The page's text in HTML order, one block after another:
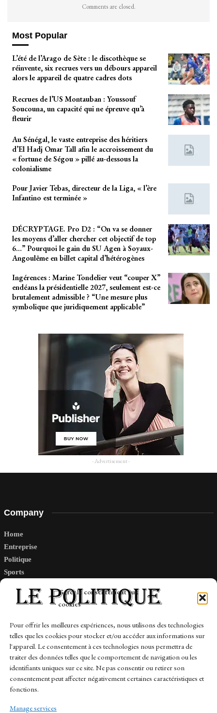
Gérer le consentement aux
cookies
Pour offrir les meilleures expériences, nous utilisons des technologies
telles que les cookies pour stocker et/ou accéder aux informations sur
l'appareil. Le consentement à ces technologies nous permettra de
traiter des données telles que le comportement de navigation ou les
identifiants uniques sur ce site. Ne pas consentir ou retirer son
consentement peut affecter négativement certaines caractéristiques et
fonctions.
Manage services
Comments are closed.
Most Popular
L’été de l’Arago de Sète : le discothèque se
réinvente, six recrues vers un débours appareil
alors le appareil de quatre cadres dots
Recrues de l’US Montauban : Youssouf
Soucouna, un capacité qui ne épreuve qu’à
fleurir
Au Sénégal, le vaste entreprise des héritiers
d’El Hadj Omar Tall afin le accroissement du
« fortune de Ségou » pillé au-dessous la
colonialisme
Pour Javier Tebas, directeur de la Liga, « l’ère
Infantino est terminée »
DÉCRYPTAGE. Pro D2 : “On va se donner
les moyens d’aller chercher cet objectif de top
6…” Pourquoi le gain du SU Agen à Soyaux-
Angoulême en billet capital d’hétérogènes
Ingérences : Marine Tondelier veut “couper X”
endéans la présidentielle 2027, seulement est-ce
brutalement admissible ? “Une mesure plus
symbolique que juridiquement applicable”
- Advertisement -
Company
Home
Entreprise
Politique
Sports
Links
Contact
Sitemap